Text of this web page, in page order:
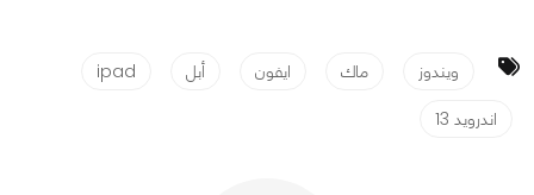
ويندوز ماك ايفون أبل
ipad
اندرويد 13